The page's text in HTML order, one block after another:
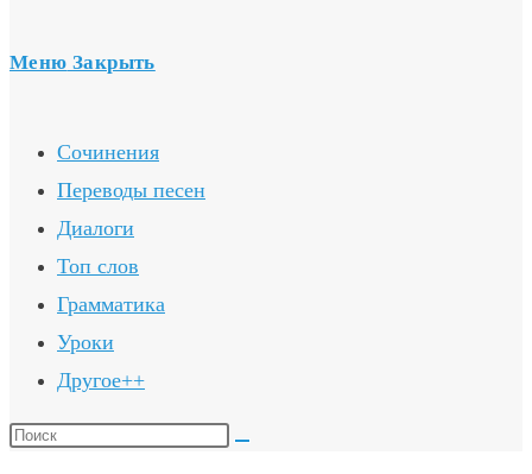
Меню Закрыть
Сочинения
Переводы песен
Диалоги
Топ слов
Грамматика
Уроки
Другое++
Поиск